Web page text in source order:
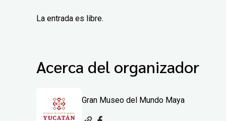
La entrada es libre.
Acerca del organizador
Gran Museo del Mundo Maya